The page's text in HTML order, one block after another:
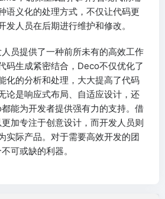
语义化的处理方式，不仅让代码更
发人员在后期进行维护和修改。
员提供了一种前所未有的高效工作
码生成紧密结合，Deco不仅优化了
化的分析和处理，大大提高了代码
论是响应式布局、自适应设计，还
能为开发者提供强有力的支持。借
加专注于创意设计，而开发人员则
实际产品。对于需要高效开发的团
可或缺的利器。